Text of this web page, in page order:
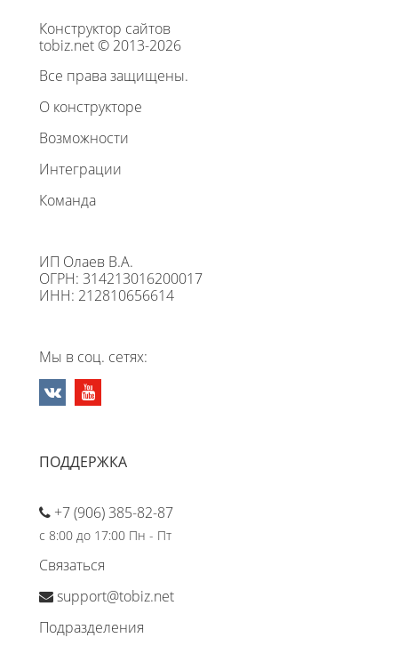
Конструктор сайтов
tobiz.net © 2013-2026
Все права защищены.
О конструкторе
Возможности
Интеграции
Команда
ИП Олаев В.А.
ОГРН: 314213016200017
ИНН: 212810656614
Мы в соц. сетях:
ПОДДЕРЖКА
+7 (906) 385-82-87
с 8:00 до 17:00 Пн - Пт
Связаться
support@tobiz.net
Подразделения